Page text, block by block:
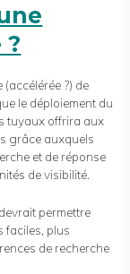
?) de
le déploiement du
tuyaux offrira aux
grâce auxquels
et de réponse
de visibilité.
permettre
faciles, plus
de recherche